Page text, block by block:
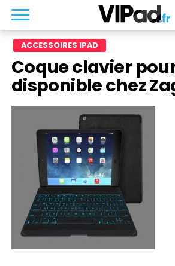
ACCESSOIRES IPAD
Coque clavier
disponible chez